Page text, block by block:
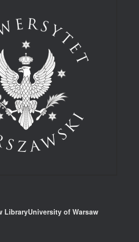
LibraryUniversity of Warsaw